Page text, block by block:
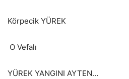
Körpecik YÜREK
O Vefalı
YÜREK YANGINI AYTEN…